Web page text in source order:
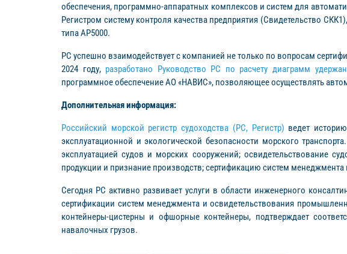
обеспечения, программно-аппаратных комплексов и систем для
Регистром систему контроля качества предприятия (Свидетельство
типа AP5000.
РС успешно взаимодействует с компанией не только по вопросам
2024 году, разработано Руководство РС по расчету диаграмм
программное обеспечение АО «НАВИС», позволяющее осуществлять
Дополнительная информация:
Российский морской регистр судоходства (РС, Регистр) ведет
эксплуатационной и экологической безопасности морского
эксплуатацией судов и морских сооружений; освидетельствование
продукции и признание производств; сертификацию систем
Сегодня РС активно развивает услуги в области инженерного
сертификации систем менеджмента и освидетельствования
контейнеры-цистерны и офшорные контейнеры, подтверждает
навалочных грузов.